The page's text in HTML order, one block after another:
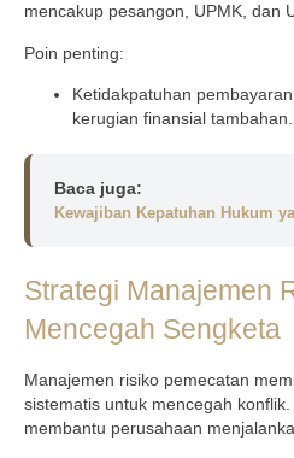
mencakup pesangon, UPMK, dan
Poin penting:
Ketidakpatuhan
kerugian finansial tambahan.
Baca juga:
Kewajiban Kepatuhan Hukum
Strategi Manajemen
Mencegah Sengketa
Manajemen risiko pemecatan
sistematis untuk mencegah
membantu perusahaan